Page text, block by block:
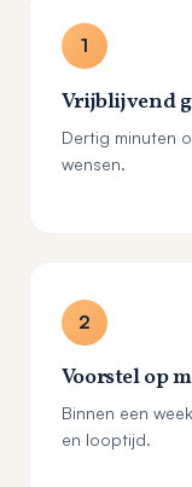
1
Vrijblijvend
Dertig minuten
wensen.
2
Voorstel op
Binnen een
en looptijd.